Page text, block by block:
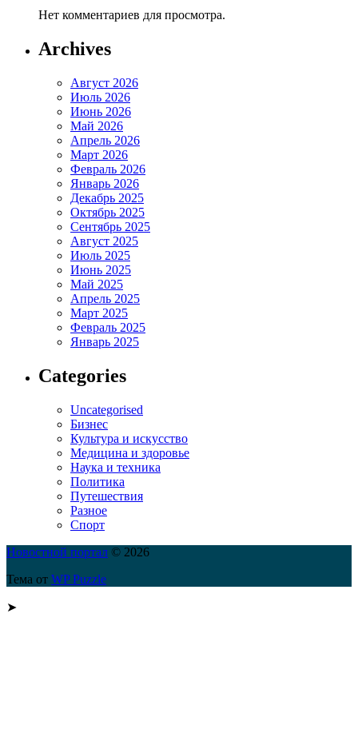
Нет комментариев для просмотра.
Archives
Август 2026
Июль 2026
Июнь 2026
Май 2026
Апрель 2026
Март 2026
Февраль 2026
Январь 2026
Декабрь 2025
Октябрь 2025
Сентябрь 2025
Август 2025
Июль 2025
Июнь 2025
Май 2025
Апрель 2025
Март 2025
Февраль 2025
Январь 2025
Categories
Uncategorised
Бизнес
Культура и искусство
Медицина и здоровье
Наука и техника
Политика
Путешествия
Разное
Спорт
Новостной портал © 2026
Тема от WP Puzzle
➤